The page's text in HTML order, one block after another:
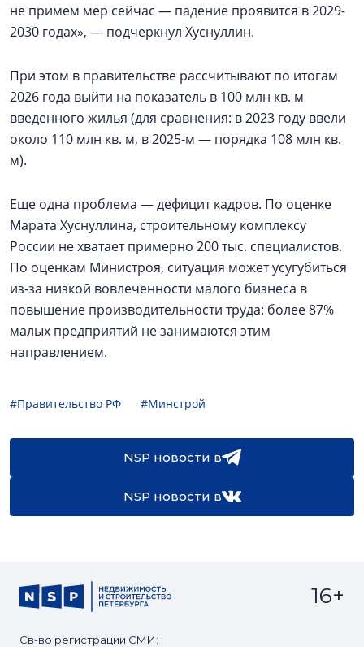
не примем мер сейчас — падение проявится в 2029-
2030 годах», — подчеркнул Хуснуллин.
При этом в правительстве рассчитывают по итогам
2026 года выйти на показатель в 100 млн кв. м
введенного жилья (для сравнения: в 2023 году ввели
около 110 млн кв. м, в 2025‑м — порядка 108 млн кв.
м).
Еще одна проблема — дефицит кадров. По оценке
Марата Хуснуллина, строительному комплексу
России не хватает примерно 200 тыс. специалистов.
По оценкам Министроя, ситуация может усугубиться
из‑за низкой вовлеченности малого бизнеса в
повышение производительности труда: более 87%
малых предприятий не занимаются этим
направлением.
#Правительство РФ #Минстрой
NSP новости в
NSP новости в
Св-во регистрации СМИ:
16+